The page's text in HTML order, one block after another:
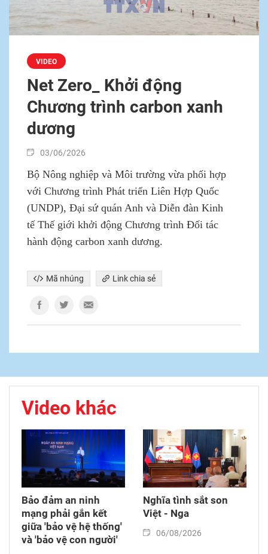
VIDEO
Net Zero_ Khởi động
Chương trình carbon xanh
dương
03/06/2026
Bộ Nông nghiệp và Môi trường vừa phối hợp
với Chương trình Phát triển Liên Hợp Quốc
(UNDP), Đại sứ quán Anh và Diễn đàn Kinh
tế Thế giới khởi động Chương trình Đối tác
hành động carbon xanh dương.
Mã nhúng Link chia sẻ
Video khác
Bảo đảm an ninh
mạng phải gắn kết
giữa 'bảo vệ hệ thống'
và 'bảo vệ con người'
Nghĩa tình sắt son
Việt - Nga
06/08/2026